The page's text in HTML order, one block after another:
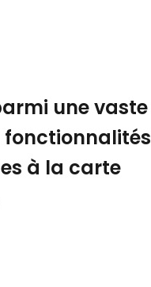
une vaste
fonctionnalités
à la carte